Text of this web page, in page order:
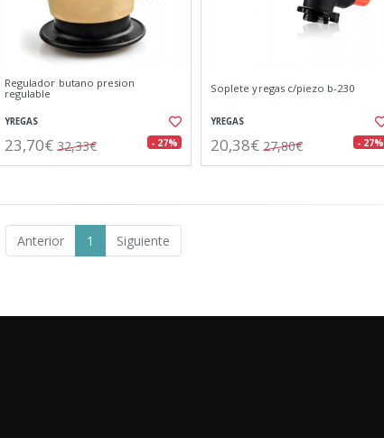
Regulador butano presion
regulable
YREGAS
23,70€ 32,33€ - 27%
Soplete yregas c/piezo b-230
YREGAS
20,38€ 27,80€ - 27%
Anterior 1 Siguiente